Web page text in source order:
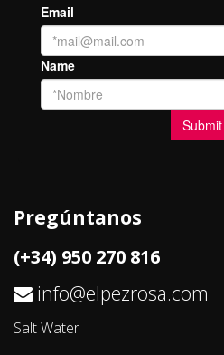
Pregúntanos
(+34) 950 270 816
info@elpezrosa.com
Salt Water